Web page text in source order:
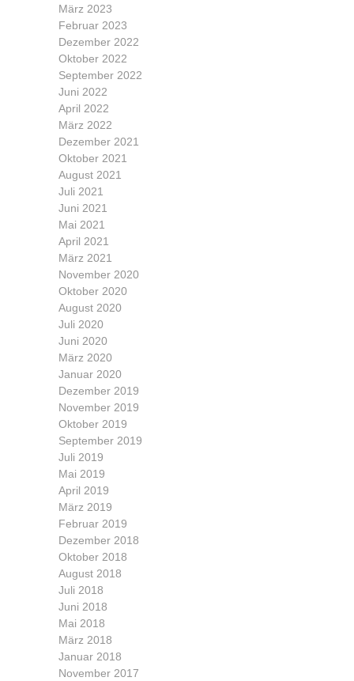
März 2023
Februar 2023
Dezember 2022
Oktober 2022
September 2022
Juni 2022
April 2022
März 2022
Dezember 2021
Oktober 2021
August 2021
Juli 2021
Juni 2021
Mai 2021
April 2021
März 2021
November 2020
Oktober 2020
August 2020
Juli 2020
Juni 2020
März 2020
Januar 2020
Dezember 2019
November 2019
Oktober 2019
September 2019
Juli 2019
Mai 2019
April 2019
März 2019
Februar 2019
Dezember 2018
Oktober 2018
August 2018
Juli 2018
Juni 2018
Mai 2018
März 2018
Januar 2018
November 2017